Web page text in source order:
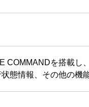
COMMANDを搭載し
態情報、その他の機